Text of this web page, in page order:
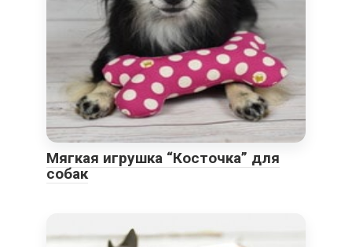
Мягкая игрушка “Косточка” для
собак